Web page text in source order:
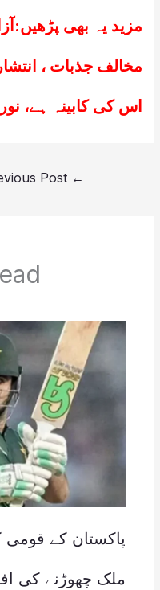
مزید یہ بھی پڑھیں:
مخالف جذبات ،
اس کی کابینہ ہے،
←
پاکستان کے
ملک چھوڑنے کی